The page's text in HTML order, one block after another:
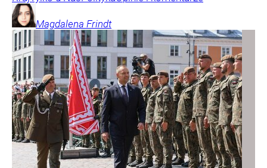
Magdalena Frindt